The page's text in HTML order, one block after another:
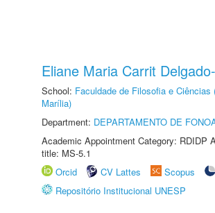
Eliane Maria Carrit
School: Faculdade de Filosofia e Ciências
Marília)
Department: DEPARTAMENTO DE
Academic Appointment Category: RDIDP
title: MS-5.1
Orcid
CV Lattes Scopus
Repositório Institucional UNESP